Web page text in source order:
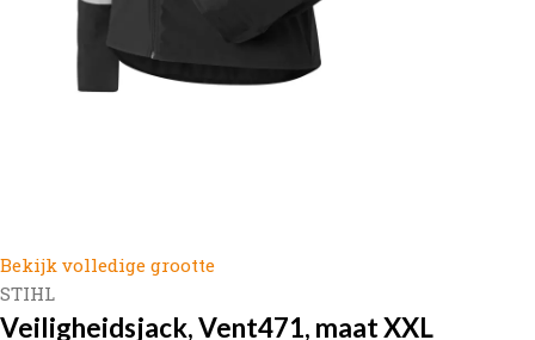
Bekijk volledige grootte
STIHL
Veiligheidsjack, Vent471, maat XXL